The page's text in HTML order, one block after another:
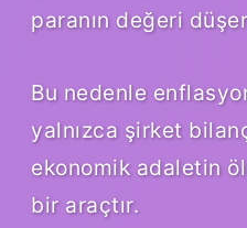
paranın değeri
Bu nedenle
yalnızca şirket
ekonomik adaletin
bir araçtır.